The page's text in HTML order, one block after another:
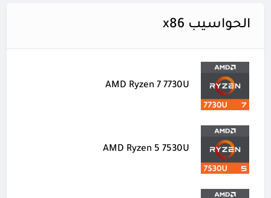
الحواسيب x86
AMD Ryzen 7 7730U
AMD Ryzen 5 7530U